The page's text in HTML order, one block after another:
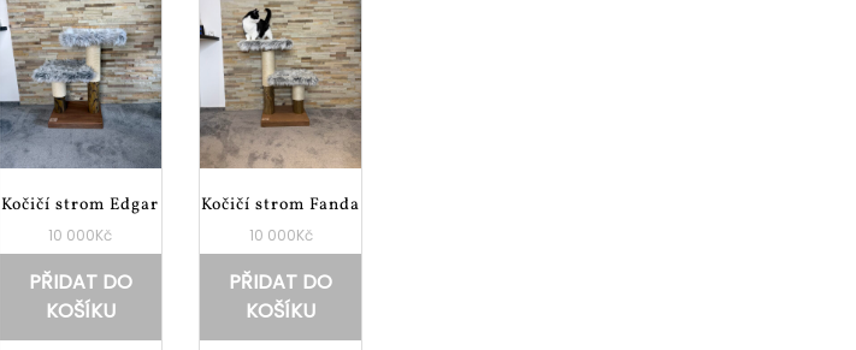
Kočičí strom Edgar
10 000Kč
PŘIDAT DO
KOŠÍKU
Kočičí strom Fanda
10 000Kč
PŘIDAT DO
KOŠÍKU